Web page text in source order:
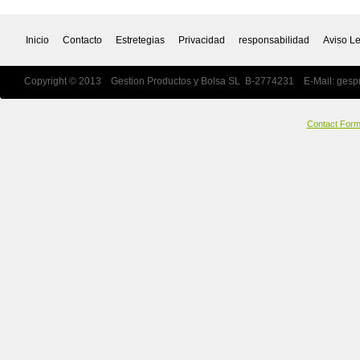
Inicio Contacto Estretegias Privacidad responsabilidad Aviso
Copyright © 2013 Gestion Productos y Bolsa SL B-2774231 E-Mail:
Contact Form